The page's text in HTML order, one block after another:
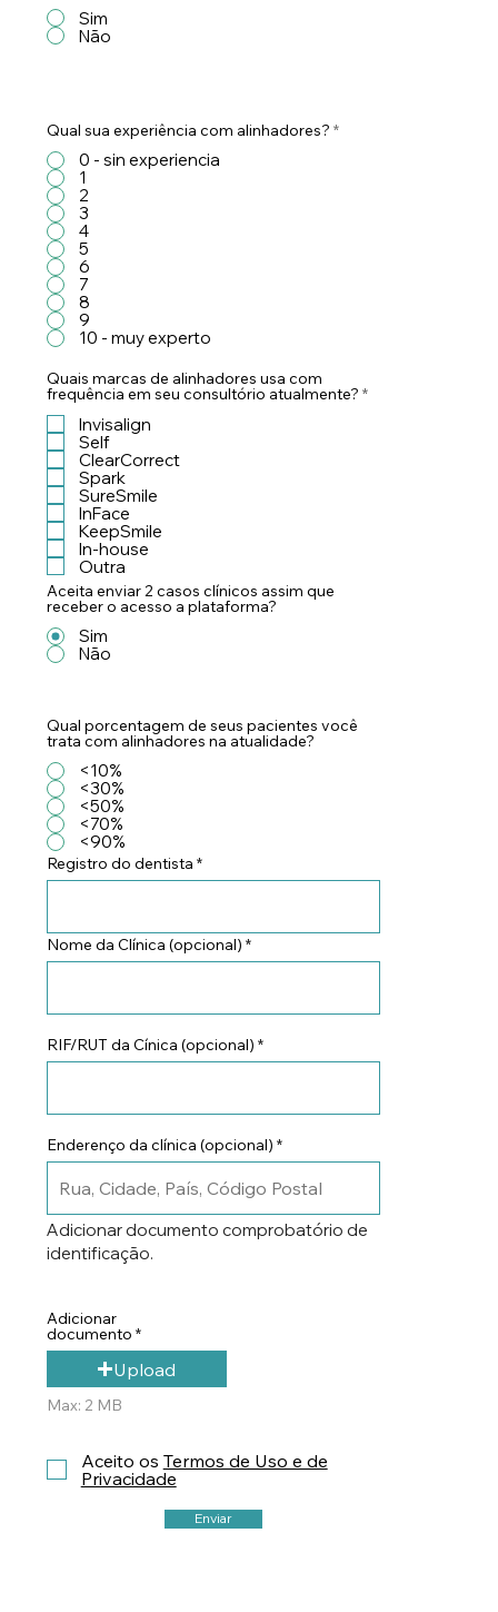
Sim
Não
Qual sua experiência com alinhadores? *
0 - sin experiencia
1
2
3
4
5
6
7
8
9
10 - muy experto
Quais marcas de alinhadores usa com
frequência em seu consultório atualmente?*O
Invisalign
Self
ClearCorrect
Spark
SureSmile
InFace
KeepSmile
In-house
Outra
Qual porcentagem de seus pacientes você
trata com alinhadores na atualidade?
<10%
<30%
<50%
<70%
<90%
Aceita enviar 2 casos clínicos assim que
receber o acesso a plataforma?
Sim
Não
Registro do dentista
Nome da Clínica (opcional)
RIF/RUT da Cínica (opcional)
Enderenço da clínica (opcional)
Adicionar documento comprobatório de
identificação.
Adicionar
documento
Upload
Max: 2 MB
Aceito os Termos de Uso e de
Privacidade
Enviar